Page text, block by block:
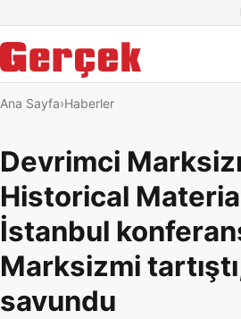
Ana Sayfa Haberler
Devrimci
Historical
İstanbul
Marksizmi
savundu